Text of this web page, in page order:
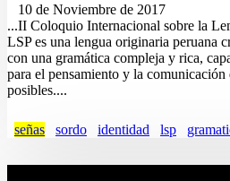
10 de Noviembre de 2017
...II Coloquio Internacional sobre la
LSP es una lengua originaria peruana
con una gramática compleja y rica,
para el pensamiento y la comunicación
posibles....
señas sordo identidad lsp